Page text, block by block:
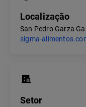
Localização
San Pedro Garza
sigma-
Setor